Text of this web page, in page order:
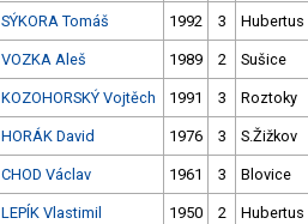
SÝKORA Tomáš 1992 3 Hubertus
VOZKA Aleš 1989 2 Sušice
KOZOHORSKÝ Vojtěch 1991 3 Roztoky
HORÁK David 1976 3 S.Žižkov
CHOD Václav 1961 3 Blovice
LEPÍK Vlastimil 1950 2 Hubertus